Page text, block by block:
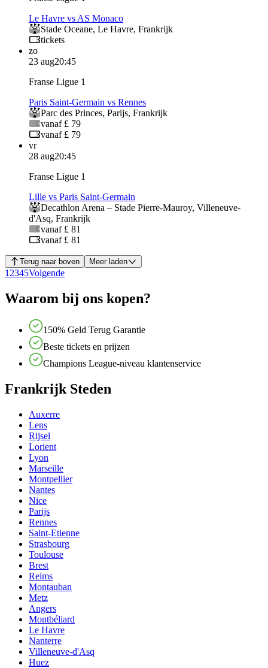
Le Havre vs AS Monaco
Stade Oceane, Le Havre, Frankrijk
tickets
zo
23 aug20:45
Franse Ligue 1
Paris Saint-Germain vs Rennes
Parc des Princes, Parijs, Frankrijk
vanaf £ 79
vanaf £ 79
vr
28 aug20:45
Franse Ligue 1
Lille vs Paris Saint-Germain
Decathlon Arena – Stade Pierre‑Mauroy, Villeneuve-
d'Asq, Frankrijk
vanaf £ 81
vanaf £ 81
Terug naar boven Meer laden
1 2345Volgende
Waarom bij ons kopen?
150% Geld Terug Garantie
Beste tickets en prijzen
Champions League-niveau klantenservice
Frankrijk Steden
Auxerre
Lens
Rijsel
Lorient
Lyon
Marseille
Montpellier
Nantes
Nice
Parijs
Rennes
Saint-Etienne
Strasbourg
Toulouse
Brest
Reims
Montauban
Metz
Angers
Montbéliard
Le Havre
Nanterre
Villeneuve-d'Asq
Huez